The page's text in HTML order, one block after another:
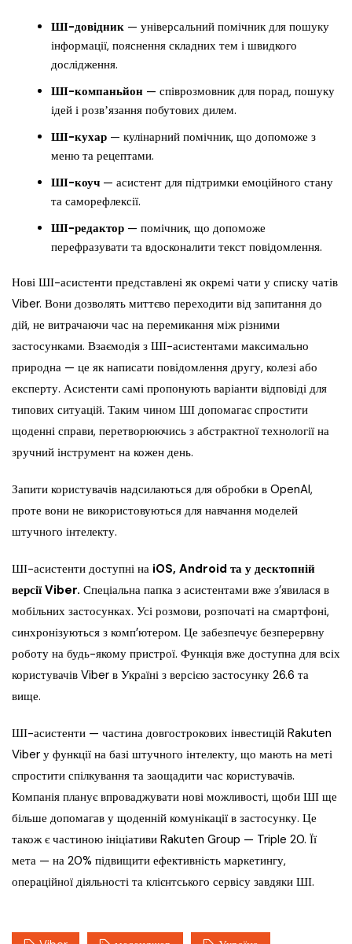
ШІ-довідник — універсальний помічник для пошуку
інформації, пояснення складних тем і швидкого
дослідження.
ШІ-компаньйон — співрозмовник для порад, пошуку
ідей і розвʼязання побутових дилем.
ШІ-кухар — кулінарний помічник, що допоможе з
меню та рецептами.
ШІ-коуч — асистент для підтримки емоційного стану
та саморефлексії.
ШІ-редактор — помічник, що допоможе
перефразувати та вдосконалити текст повідомлення.
Нові ШІ-асистенти представлені як окремі чати у списку чатів
Viber. Вони дозволять миттєво переходити від запитання до
дій, не витрачаючи час на перемикання між різними
застосунками. Взаємодія з ШІ-асистентами максимально
природна — це як написати повідомлення другу, колезі або
експерту. Асистенти самі пропонують варіанти відповіді для
типових ситуацій. Таким чином ШІ допомагає спростити
щоденні справи, перетворюючись з абстрактної технології на
зручний інструмент на кожен день.
Запити користувачів надсилаються для обробки в OpenAI,
проте вони не використовуються для навчання моделей
штучного інтелекту.
ШІ-асистенти доступні на iOS, Android та у десктопній
версії Viber. Спеціальна папка з асистентами вже з’явилася в
мобільних застосунках. Усі розмови, розпочаті на смартфоні,
синхронізуються з комп’ютером. Це забезпечує безперервну
роботу на будь-якому пристрої. Функція вже доступна для всіх
користувачів Viber в Україні з версією застосунку 26.6 та
вище.
ШІ-асистенти — частина довгострокових інвестицій Rakuten
Viber у функції на базі штучного інтелекту, що мають на меті
спростити спілкування та заощадити час користувачів.
Компанія планує впроваджувати нові можливості, щоби ШІ ще
більше допомагав у щоденній комунікації в застосунку. Це
також є частиною ініціативи Rakuten Group — Triple 20. Її
мета — на 20% підвищити ефективність маркетингу,
операційної діяльності та клієнтського сервісу завдяки ШІ.